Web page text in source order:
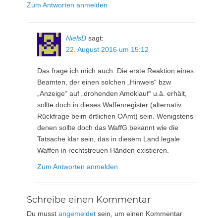
Zum Antworten anmelden
NielsD sagt:
22. August 2016 um 15:12
Das frage ich mich auch. Die erste Reaktion eines
Beamten, der einen solchen „Hinweis“ bzw
„Anzeige“ auf „drohenden Amoklauf“ u.ä. erhält,
sollte doch in dieses Waffenregister (alternativ
Rückfrage beim örtlichen OAmt) sein. Wenigstens
denen sollte doch das WaffG bekannt wie die
Tatsache klar sein, das in diesem Land legale
Waffen in rechtstreuen Händen existieren.
Zum Antworten anmelden
Schreibe einen Kommentar
Du musst angemeldet sein, um einen Kommentar